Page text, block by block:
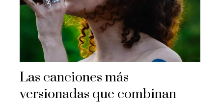
Las canciones más
versionadas que combinan